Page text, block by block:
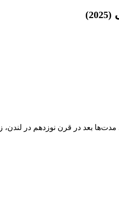
(2025)
بعد در قرن نوزدهم در لندن،